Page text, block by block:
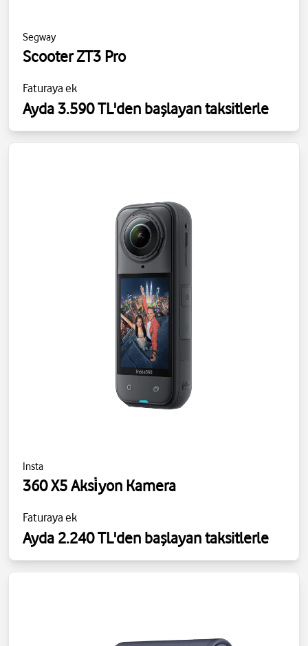
Segway
Scooter ZT3 Pro
Faturaya ek
Ayda 3.590 TL'den başlayan taksitlerle
Insta
360 X5 Aksi̇yon Kamera
Faturaya ek
Ayda 2.240 TL'den başlayan taksitlerle